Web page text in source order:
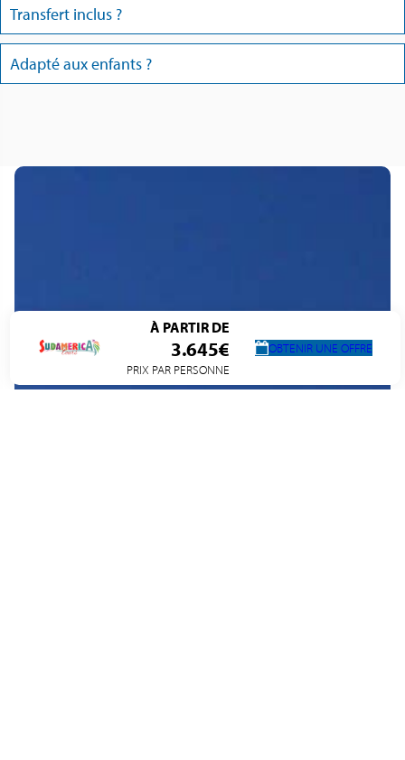
À PARTIR DE
3.645€
PRIX PAR PERSONNE
OBTENIR UNE OFFRE
Transfert inclus ?
Adapté aux enfants ?